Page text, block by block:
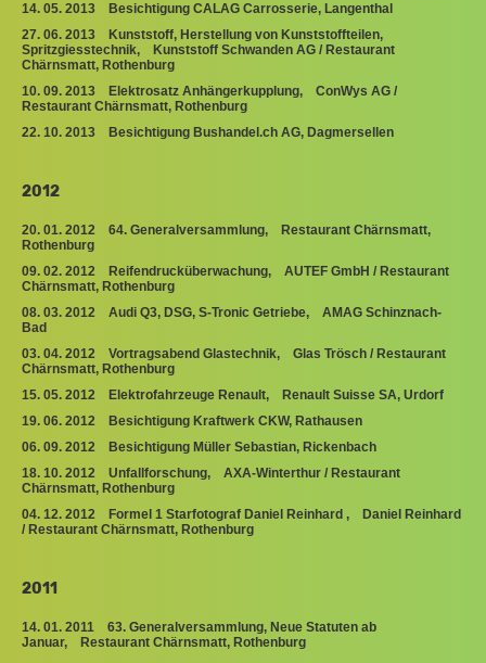
14. 05. 2013 Besichtigung CALAG Carrosserie, Langenthal
27. 06. 2013 Kunststoff, Herstellung von Kunststoffteilen,
Spritzgiesstechnik, Kunststoff Schwanden AG / Restaurant
Chärnsmatt, Rothenburg
10. 09. 2013 Elektrosatz Anhängerkupplung, ConWys AG /
Restaurant Chärnsmatt, Rothenburg
22. 10. 2013 Besichtigung Bushandel.ch AG, Dagmersellen
2012
20. 01. 2012 64. Generalversammlung, Restaurant Chärnsmatt,
Rothenburg
09. 02. 2012 Reifendrucküberwachung, AUTEF GmbH / Restaurant
Chärnsmatt, Rothenburg
08. 03. 2012 Audi Q3, DSG, S-Tronic Getriebe, AMAG Schinznach-
Bad
03. 04. 2012 Vortragsabend Glastechnik, Glas Trösch / Restaurant
Chärnsmatt, Rothenburg
15. 05. 2012 Elektrofahrzeuge Renault, Renault Suisse SA, Urdorf
19. 06. 2012 Besichtigung Kraftwerk CKW, Rathausen
06. 09. 2012 Besichtigung Müller Sebastian, Rickenbach
18. 10. 2012 Unfallforschung, AXA-Winterthur / Restaurant
Chärnsmatt, Rothenburg
04. 12. 2012 Formel 1 Starfotograf Daniel Reinhard , Daniel Reinhard
/ Restaurant Chärnsmatt, Rothenburg
2011
14. 01. 2011 63. Generalversammlung, Neue Statuten ab
Januar, Restaurant Chärnsmatt, Rothenburg